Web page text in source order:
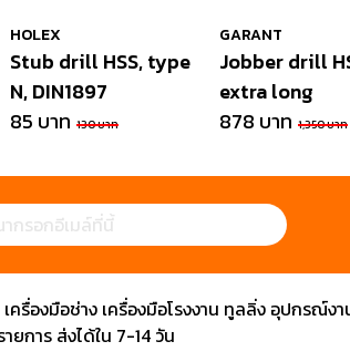
HOLEX
Stub drill HSS, type
N, DIN1897
85 บาท 130 บาท
GARANT
Jobber drill
extra long
878 บาท 1,350 บาท
รื่องมือช่าง เครื่องมือโรงงาน ทูลลิ่ง อุปกรณ์ง
การ ส่งได้ใน 7-14 วัน